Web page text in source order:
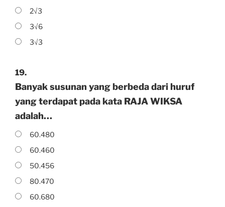
2√3
3√6
3√3
19.
Banyak susunan yang berbeda dari huruf
yang terdapat pada kata RAJA WIKSA
adalah…
60.480
60.460
50.456
80.470
60.680